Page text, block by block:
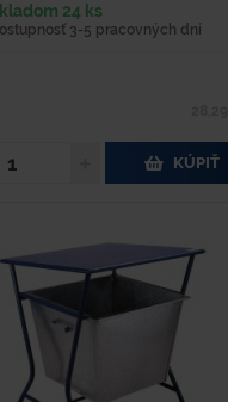
24 ks
3-5 pracovných dní
KÚPIŤ